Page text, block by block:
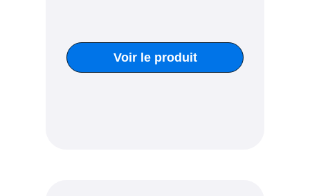
Voir le produit